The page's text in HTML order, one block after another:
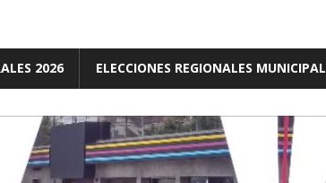
2026 ELECCIONES REGIONALES